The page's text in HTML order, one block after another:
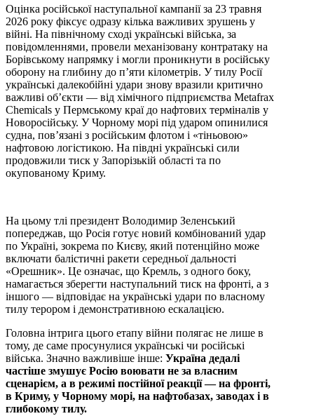
Оцінка російської наступальної кампанії за 23 травня
2026 року фіксує одразу кілька важливих зрушень у
війні. На північному сході українські війська, за
повідомленнями, провели механізовану контратаку на
Борівському напрямку і могли проникнути в російську
оборону на глибину до п’яти кілометрів. У тилу Росії
українські далекобійні удари знову вразили критично
важливі об’єкти — від хімічного підприємства Metafrax
Chemicals у Пермському краї до нафтових терміналів у
Новоросійську. У Чорному морі під ударом опинилися
судна, пов’язані з російським флотом і «тіньовою»
нафтовою логістикою. На півдні українські сили
продовжили тиск у Запорізькій області та по
окупованому Криму.
На цьому тлі президент Володимир Зеленський
попереджав, що Росія готує новий комбінований удар
по Україні, зокрема по Києву, який потенційно може
включати балістичні ракети середньої дальності
«Орешник». Це означає, що Кремль, з одного боку,
намагається зберегти наступальний тиск на фронті, а з
іншого — відповідає на українські удари по власному
тилу терором і демонстративною ескалацією.
Головна інтрига цього етапу війни полягає не лише в
тому, де саме просунулися українські чи російські
війська. Значно важливіше інше: Україна дедалі
частіше змушує Росію воювати не за власним
сценарієм, а в режимі постійної реакції — на фронті,
в Криму, у Чорному морі, на нафтобазах, заводах і в
глибокому тилу.